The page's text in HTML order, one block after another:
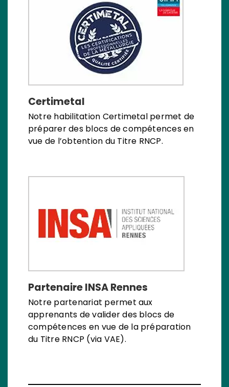
Certimetal
Notre habilitation Certimetal permet de
préparer des blocs de compétences en
vue de l’obtention du Titre RNCP.
Partenaire INSA Rennes
Notre partenariat permet aux
apprenants de valider des blocs de
compétences en vue de la préparation
du Titre RNCP (via VAE).